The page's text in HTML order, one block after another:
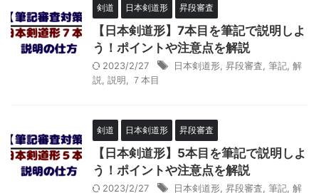
剣道 日本剣道形 昇段審査
【日本剣道形】7本目を筆記で説明しよ
う！ポイントや注意点を解説
2023/2/27 日本剣道形 昇段審査 筆記 解
説
説明 ７本目
剣道 日本剣道形 昇段審査
【日本剣道形】5本目を筆記で説明しよ
う！ポイントや注意点を解説
2023/2/27 日本剣道形 昇段審査 筆記 解